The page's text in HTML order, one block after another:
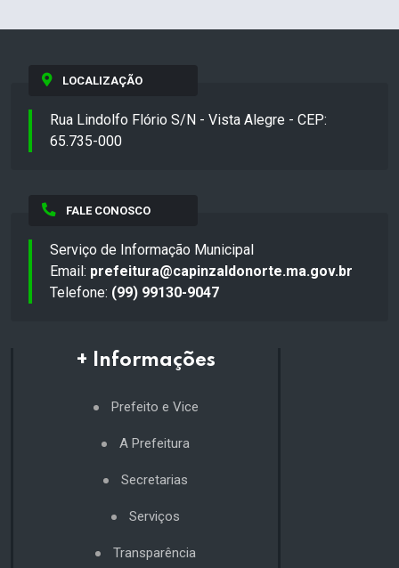
LOCALIZAÇÃO
Rua Lindolfo Flório S/N - Vista Alegre - CEP:
65.735-000
FALE CONOSCO
Serviço de Informação Municipal
Email: prefeitura@capinzaldonorte.ma.gov.br
Telefone: (99) 99130-9047
+ Informações
Prefeito e Vice
A Prefeitura
Secretarias
Serviços
Transparência